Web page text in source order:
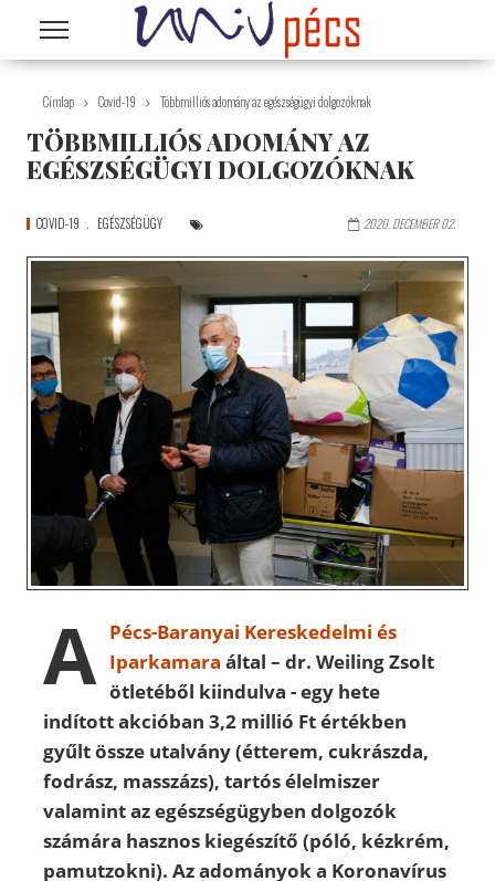
Ugrás a tartalomra
Címlap Covid-19 Többmilliós adomány az egészségügyi dolgozóknak
TÖBBMILLIÓS ADOMÁNY AZ
EGÉSZSÉGÜGYI DOLGOZÓKNAK
COVID-19 EGÉSZSÉGÜGY 2020. DECEMBER 02.
A Pécs-Baranyai Kereskedelmi és
Iparkamara által – dr. Weiling Zsolt
ötletéből kiindulva - egy hete
indított akcióban 3,2 millió Ft értékben
gyűlt össze utalvány (étterem, cukrászda,
fodrász, masszázs), tartós élelmiszer
valamint az egészségügyben dolgozók
számára hasznos kiegészítő (póló, kézkrém,
pamutzokni). Az adományok a Koronavírus